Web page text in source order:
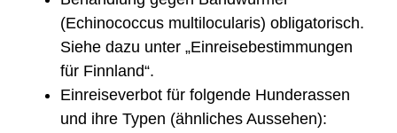
(Echinococcus multilocularis) obligatorisch.
Siehe dazu unter „Einreisebestimmungen
für Finnland“.
Einreiseverbot für folgende Hunderassen
und ihre Typen (ähnliches Aussehen):